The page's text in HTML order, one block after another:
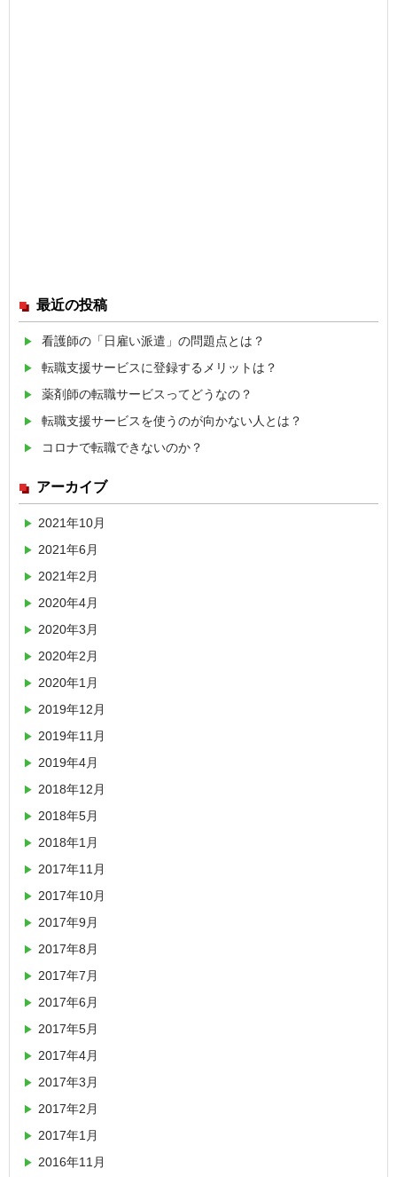
最近の投稿
看護師の「日雇い派遣」の問題点とは？
転職支援サービスに登録するメリットは？
薬剤師の転職サービスってどうなの？
転職支援サービスを使うのが向かない人とは？
コロナで転職できないのか？
アーカイブ
2021年10月
2021年6月
2021年2月
2020年4月
2020年3月
2020年2月
2020年1月
2019年12月
2019年11月
2019年4月
2018年12月
2018年5月
2018年1月
2017年11月
2017年10月
2017年9月
2017年8月
2017年7月
2017年6月
2017年5月
2017年4月
2017年3月
2017年2月
2017年1月
2016年11月